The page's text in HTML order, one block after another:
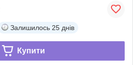
Залишилось 25 днів
Купити